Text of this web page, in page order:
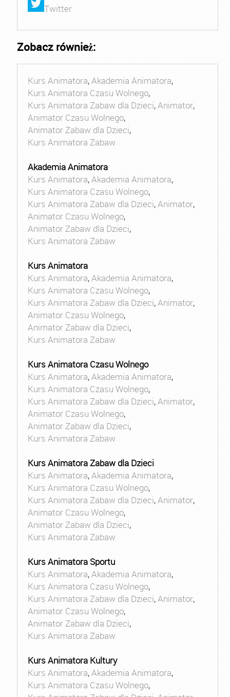
Twitter
Zobacz również:
Kurs Animatora,Akademia Animatora,
Kurs Animatora Czasu Wolnego,
Kurs Animatora Zabaw dla Dzieci,Animator,
Animator Czasu Wolnego,
Animator Zabaw dla Dzieci,
Kurs Animatora Zabaw
Akademia Animatora
Kurs Animatora,Akademia Animatora,
Kurs Animatora Czasu Wolnego,
Kurs Animatora Zabaw dla Dzieci,Animator,
Animator Czasu Wolnego,
Animator Zabaw dla Dzieci,
Kurs Animatora Zabaw
Kurs Animatora
Kurs Animatora,Akademia Animatora,
Kurs Animatora Czasu Wolnego,
Kurs Animatora Zabaw dla Dzieci,Animator,
Animator Czasu Wolnego,
Animator Zabaw dla Dzieci,
Kurs Animatora Zabaw
Kurs Animatora Czasu Wolnego
Kurs Animatora,Akademia Animatora,
Kurs Animatora Czasu Wolnego,
Kurs Animatora Zabaw dla Dzieci,Animator,
Animator Czasu Wolnego,
Animator Zabaw dla Dzieci,
Kurs Animatora Zabaw
Kurs Animatora Zabaw dla Dzieci
Kurs Animatora,Akademia Animatora,
Kurs Animatora Czasu Wolnego,
Kurs Animatora Zabaw dla Dzieci,Animator,
Animator Czasu Wolnego,
Animator Zabaw dla Dzieci,
Kurs Animatora Zabaw
Kurs Animatora Sportu
Kurs Animatora,Akademia Animatora,
Kurs Animatora Czasu Wolnego,
Kurs Animatora Zabaw dla Dzieci,Animator,
Animator Czasu Wolnego,
Animator Zabaw dla Dzieci,
Kurs Animatora Zabaw
Kurs Animatora Kultury
Kurs Animatora,Akademia Animatora,
Kurs Animatora Czasu Wolnego,